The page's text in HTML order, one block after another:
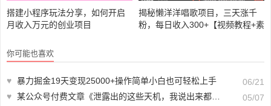
搭建小程序玩法分享，如何开启
月收入万元的创业项目
揭秘懒洋洋唱歌项目，三天涨千
粉，每日收入300+【视频教程+素
你可能也喜欢
♥ 暴力掘金19天变现25000+操作简单小白也可轻松上手
06/21
♥ 某公众号付费文章《泄露出的这些天机，我说出来都有点胆寒》
05/07